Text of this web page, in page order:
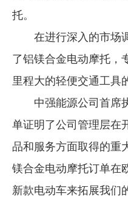
数字报
托。
在进行深入的市场
了铝镁合金电动摩托，
里程大的轻便交通工具
中强能源公司首席执
单证明了公司管理层在
品和服务方面取得的重
镁合金电动摩托订单在
新款电动车来拓展我们